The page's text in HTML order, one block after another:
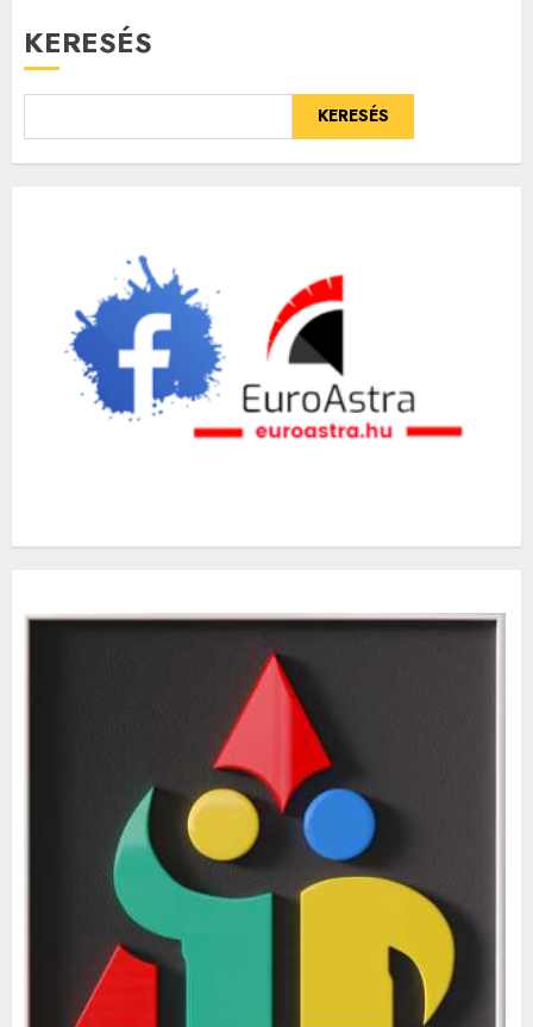
KERESÉS
KERESÉS